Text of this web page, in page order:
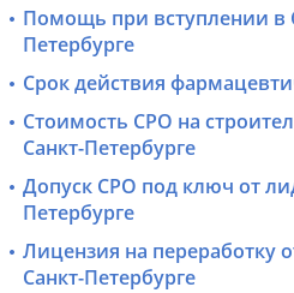
Помощь при вступлении в
Петербурге
Срок действия
Стоимость СРО на
Санкт-Петербурге
Допуск СРО под ключ от
Петербурге
Лицензия на переработку
Санкт-Петербурге